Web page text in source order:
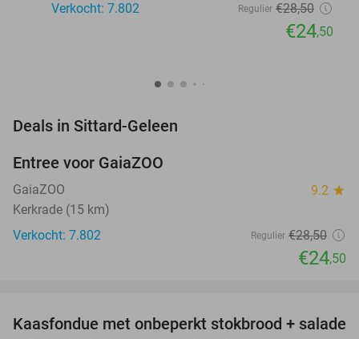
Verkocht: 7.802
Regulier €28,50
€24,50
Deals in Sittard-Geleen
Entree voor GaiaZOO
GaiaZOO 9.2 star
Kerkrade (15 km)
Verkocht: 7.802
Regulier €28,50
€24,50
44%
Kaasfondue met onbeperkt stokbrood + salade